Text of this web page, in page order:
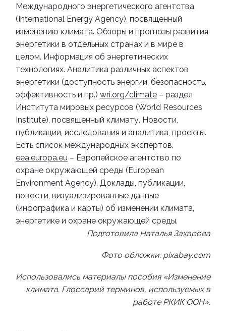
Международного энергетического агентства
(International Energy Agency), посвященный
изменению климата. Обзоры и прогнозы развития
энергетики в отдельных странах и в мире в
целом. Информация об энергетических
технологиях. Аналитика различных аспектов
энергетики (доступность энергии, безопасность,
эффективность и пр.) wri.org/climate – раздел
Института мировых ресурсов (World Resources
Institute), посвященный климату. Новости,
публикации, исследования и аналитика, проекты.
Есть список международных экспертов.
eea.europa.eu – Европейское агентство по
охране окружающей среды (European
Environment Agency). Доклады, публикации,
новости, визуализированные данные
(инфографика и карты) об изменении климата,
энергетике и охране окружающей среды.
Подготовила Наталья Захарова
Фото обложки: pixabay.com
Использовались материалы пособия «Изменение
климата. Глоссарий терминов, используемых в
работе РКИК ООН».